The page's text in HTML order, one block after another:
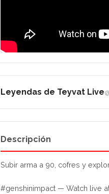
Leyendas de Teyvat Live
Descripción
Subir arma a 90, cofres y
#genshinimpact — Watch live